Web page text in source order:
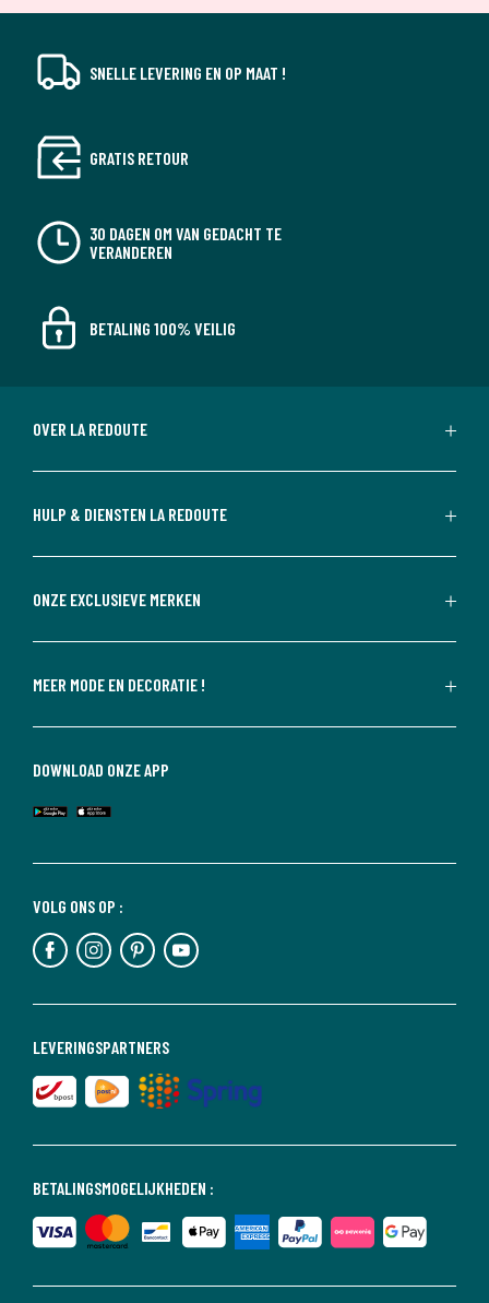
SNELLE LEVERING EN OP MAAT !
GRATIS RETOUR
30 DAGEN OM VAN GEDACHT TE
VERANDEREN
BETALING 100% VEILIG
OVER LA REDOUTE
HULP & DIENSTEN LA REDOUTE
ONZE EXCLUSIEVE MERKEN
MEER MODE EN DECORATIE !
BETALINGSMOGELIJKHEDEN :
LEVERINGSPARTNERS
VOLG ONS OP :
DOWNLOAD ONZE APP